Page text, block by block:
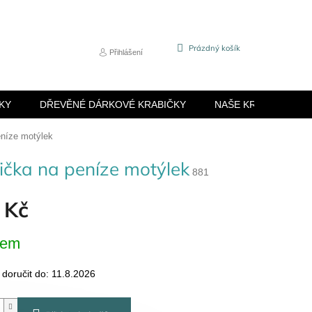
Přihlášení
NÁKUPNÍ
Prázdný košík
DŘEVĚNÉ DÁRKOVÉ KRABIČKY NAŠE KRABIČKY
motýlek
na peníze motýlek 881
do: 11.8.2026